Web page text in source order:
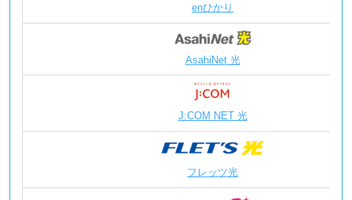
レジャー・体験 Benefit
enひかり
AsahiNet 光
J:COM NET 光
フレッツ光